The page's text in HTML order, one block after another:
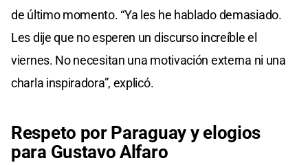
de último momento. “Ya les he hablado demasiado.
Les dije que no esperen un discurso increíble el
viernes. No necesitan una motivación externa ni una
charla inspiradora”, explicó.
Respeto por Paraguay y elogios
para Gustavo Alfaro